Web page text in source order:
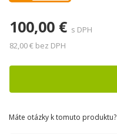
100,00 € s DPH
82,00 € bez DPH
Máte otázky k tomuto produktu?